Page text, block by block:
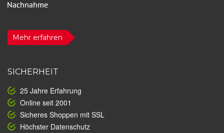
Mehr erfahren
SICHERHEIT
25 Jahre Erfahrung
Online seit 2001
Sicheres Shoppen mit SSL
Höchster Datenschutz